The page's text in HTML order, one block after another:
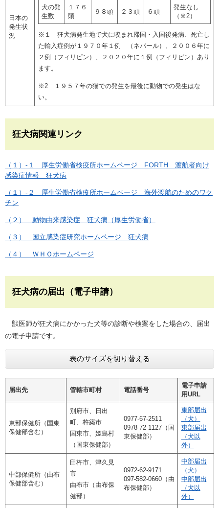
日本の
発生状
況
犬の発
生数
１７６
頭
９８頭 ２３頭 ６頭
発生なし
（※2）
※１ 狂犬病発生地で犬に咬まれ帰国・入国後発病、死亡し
た輸入症例が１９７０年１例 （ネパール）、２００６年に
２例（フィリピン）、２０２０年に１例（フィリピン）あり
ます。
※2 １９５７年の猫での発生を最後に動物での発生はな
い。
狂犬病関連リンク
（１）-１ 厚生労働省検疫所ホームページ FORTH 渡航者向け
感染症情報 狂犬病
（１）-２ 厚生労働省検疫所ホームページ 海外渡航のためのワク
チン
（２） 動物由来感染症 狂犬病（厚生労働省）
（３） 国立感染症研究ホームページ 狂犬病
（４） ＷＨＯホームページ
狂犬病の届出（電子申請）
獣医師が狂犬病にかかった犬等の診断や検案をした場合の、届出
の電子申請です。
表のサイズを切り替える
届出先 管轄市町村 電話番号
電子申請
用URL
東部保健所（国東
保健部含む）
別府市、日出
町、杵築市
国東市、姫島村
（国東保健部）
0977-67-2511
​0978-72-1127（国
東保健部）
東部届出
（犬）
東部届出
（犬以
外）
中部保健所（由布
保健部含む）
臼杵市、津久見
市
由布市（由布保
健部）
0972-62-9171
097-582-0660（由
布保健部）
中部届出
（犬）
中部届出
（犬以
外）